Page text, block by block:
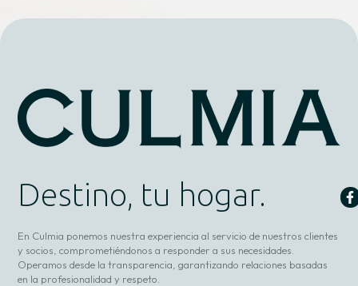
Destino, tu hogar.
En Culmia ponemos nuestra experiencia al servicio de nuestros clientes
y socios, comprometiéndonos a responder a sus necesidades.
Operamos desde la transparencia, garantizando relaciones basadas
en la profesionalidad y respeto.